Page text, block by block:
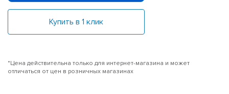
Купить в 1 клик
*Цена действительна только для интернет-магазина и может
отличаться от цен в розничных магазинах